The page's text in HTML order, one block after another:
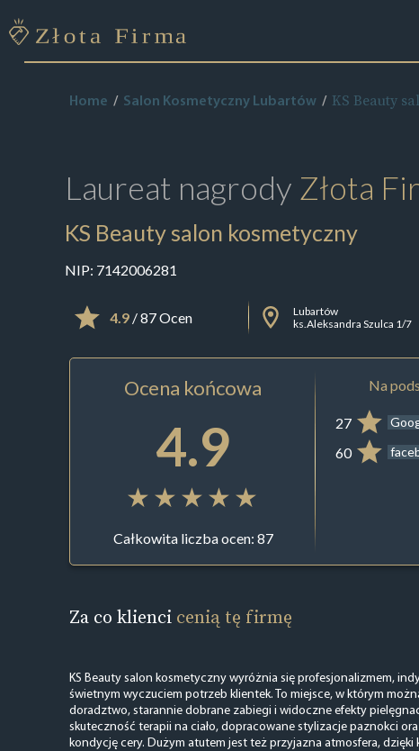
Home Salon Kosmetyczny Lubartów KS Beauty
Laureat nagrody Złota
KS Beauty salon kosmetyczny
NIP: 7142006281
4.9/ 87 Ocen
Lubartów
ks.Aleksandra Szulca 1/7
Ocena końcowa
4.9
Całkowita liczba ocen: 87
Na
27
60
Za co klienci cenią tę firmę
KS Beauty salon kosmetyczny wyróżnia się profesjonalizmem,
świetnym wyczuciem potrzeb klientek. To miejsce, w którym
doradztwo, starannie dobrane zabiegi i widoczne efekty
skuteczność terapii na ciało, dopracowane stylizacje paznokci
kondycję cery. Dużym atutem jest też przyjazna atmosfera, dzięki